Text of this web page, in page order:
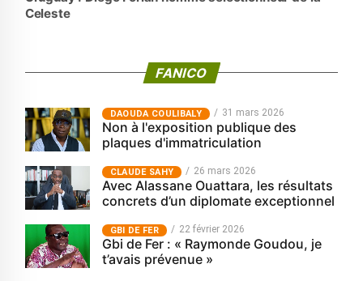
Celeste
FANICO
‎DAOUDA COULIBALY 31 mars 2026
Non à l'exposition publique des
plaques d'immatriculation
CLAUDE SAHY 26 mars 2026
Avec Alassane Ouattara, les résultats
concrets d’un diplomate exceptionnel
GBI DE FER 22 février 2026
Gbi de Fer : « Raymonde Goudou, je
t’avais prévenue »